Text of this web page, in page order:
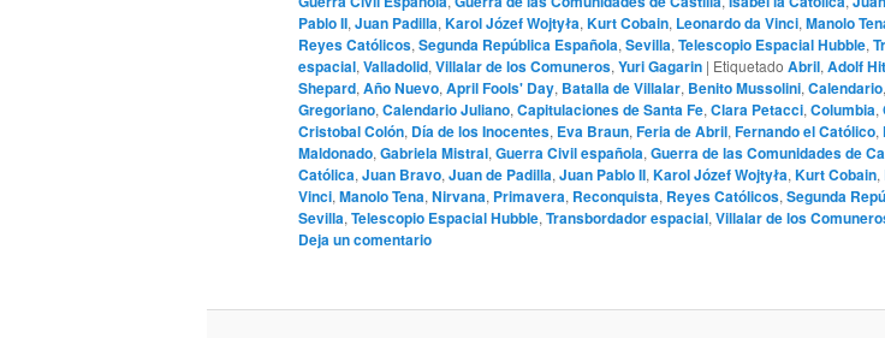
Pablo II, Juan Padilla, Karol Józef Wojtyła, Kurt Cobain, Leonardo da Vinci, Manolo
Reyes Católicos, Segunda República Española, Sevilla, Telescopio Espacial Hubble,
espacial, Valladolid, Villalar de los Comuneros, Yuri Gagarin | Etiquetado Abril, Adolf
Shepard, Año Nuevo, April Fools' Day, Batalla de Villalar, Benito Mussolini, Calendario,
Gregoriano, Calendario Juliano, Capitulaciones de Santa Fe, Clara Petacci, Columbia,
Cristobal Colón, Día de los Inocentes, Eva Braun, Feria de Abril, Fernando el Católico,
Maldonado, Gabriela Mistral, Guerra Civil española, Guerra de las Comunidades de
Católica, Juan Bravo, Juan de Padilla, Juan Pablo II, Karol Józef Wojtyła, Kurt Cobain,
Vinci, Manolo Tena, Nirvana, Primavera, Reconquista, Reyes Católicos, Segunda
Sevilla, Telescopio Espacial Hubble, Transbordador espacial, Villalar de los
Deja un comentario